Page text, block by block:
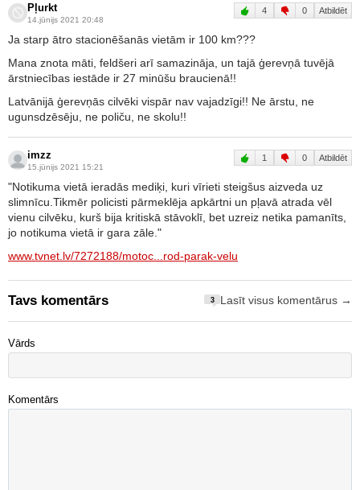
Pļurkt
14.jūnijs 2021 20:48
4 0 Atbildēt
Ja starp ātro stacionēšanās vietām ir 100 km???
Mana znota māti, feldšeri arī samazināja, un tajā ģerevņā tuvējā
ārstniecības iestāde ir 27 minūšu braucienā!!
Latvānijā ģerevņās cilvēki vispār nav vajadzīgi!! Ne ārstu, ne
ugunsdzēsēju, ne poliču, ne skolu!!
imzz
15.jūnijs 2021 15:21
1 0 Atbildēt
"Notikuma vietā ieradās mediķi, kuri vīrieti steigšus aizveda uz
slimnīcu.Tikmēr policisti pārmeklēja apkārtni un pļavā atrada vēl
vienu cilvēku, kurš bija kritiskā stāvoklī, bet uzreiz netika pamanīts,
jo notikuma vietā ir gara zāle."
www.tvnet.lv/7272188/motoc...rod-parak-velu
Tavs komentārs 3 Lasīt visus komentārus →
Vārds
Komentārs